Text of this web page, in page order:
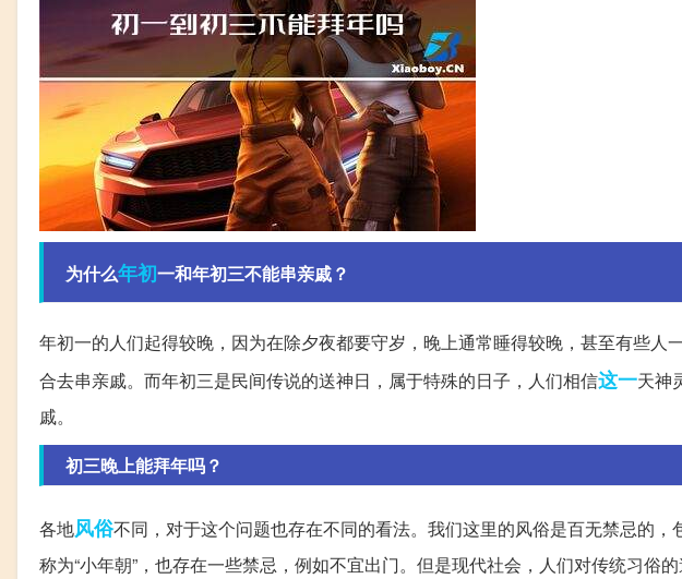
为什么年初一和年初三不能串亲戚？
年初一的人们起得较晚，因为在除夕夜都要守岁，晚上通常睡得较晚，甚至有些人
合去串亲戚。而年初三是民间传说的送神日，属于特殊的日子，人们相信这一天神
戚。
初三晚上能拜年吗？
各地风俗不同，对于这个问题也存在不同的看法。我们这里的风俗是百无禁忌的
称为“小年朝”，也存在一些禁忌，例如不宜出门。但是现代社会，人们对传统习俗